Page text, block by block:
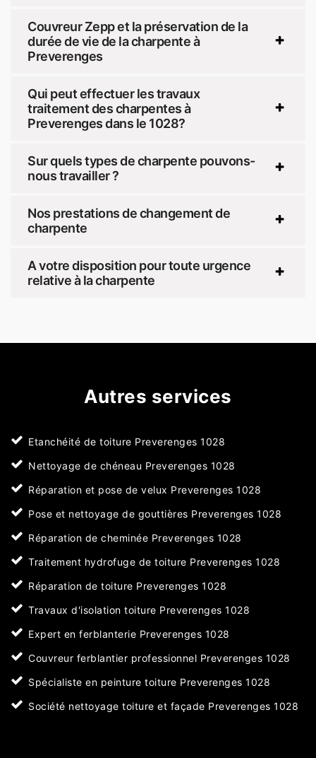
Couvreur Zepp et la préservation de la
durée de vie de la charpente à
Preverenges
Qui peut effectuer les travaux
traitement des charpentes à
Preverenges dans le 1028?
Sur quels types de charpente pouvons-
nous travailler ?
Nos prestations de changement de
charpente
A votre disposition pour toute urgence
relative à la charpente
Autres services
Etanchéité de toiture Preverenges 1028
Nettoyage de chéneau Preverenges 1028
Réparation et pose de velux Preverenges 1028
Pose et nettoyage de gouttières Preverenges 1028
Réparation de cheminée Preverenges 1028
Traitement hydrofuge de toiture Preverenges 1028
Réparation de toiture Preverenges 1028
Travaux d'isolation toiture Preverenges 1028
Expert en ferblanterie Preverenges 1028
Couvreur ferblantier professionnel Preverenges 1028
Spécialiste en peinture toiture Preverenges 1028
Société nettoyage toiture et façade Preverenges 1028